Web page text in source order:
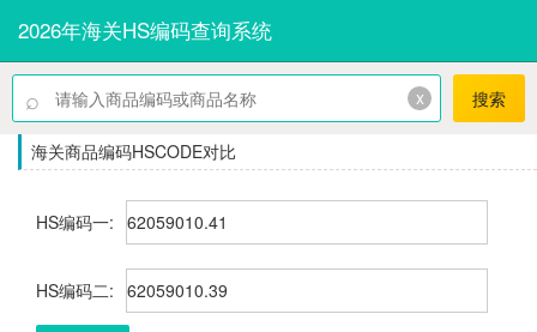
2026年海关HS编码查询系统
⌕ x 搜索
海关商品编码HSCODE对比
HS编码一:
HS编码二: